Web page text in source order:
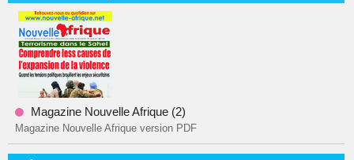
Magazine Nouvelle Afrique (2)
Magazine Nouvelle Afrique version PDF